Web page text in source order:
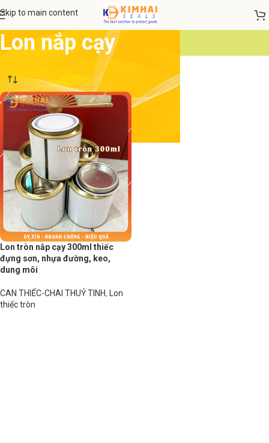
Skip to main content
Lon nắp cạy
Lon tròn nắp cạy 300ml thiếc
đựng sơn, nhựa đường, keo,
dung môi
CAN THIẾC-CHAI THUỶ TINH, Lon
thiếc tròn